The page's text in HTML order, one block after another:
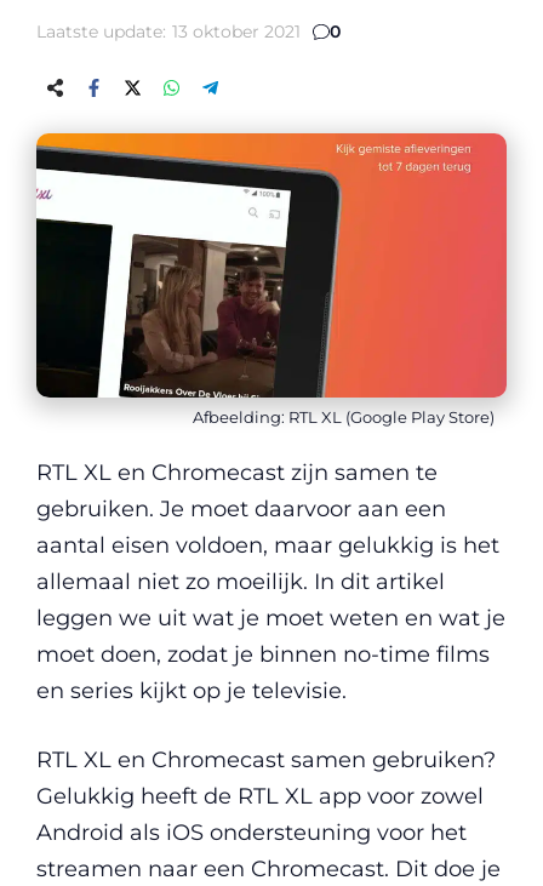
Laatste update: 13 oktober 2021 0
Afbeelding: RTL XL (Google Play Store)
RTL XL en Chromecast zijn samen te
gebruiken. Je moet daarvoor aan een
aantal eisen voldoen, maar gelukkig is het
allemaal niet zo moeilijk. In dit artikel
leggen we uit wat je moet weten en wat je
moet doen, zodat je binnen no-time films
en series kijkt op je televisie.
RTL XL en Chromecast samen gebruiken?
Gelukkig heeft de RTL XL app voor zowel
Android als iOS ondersteuning voor het
streamen naar een Chromecast. Dit doe je